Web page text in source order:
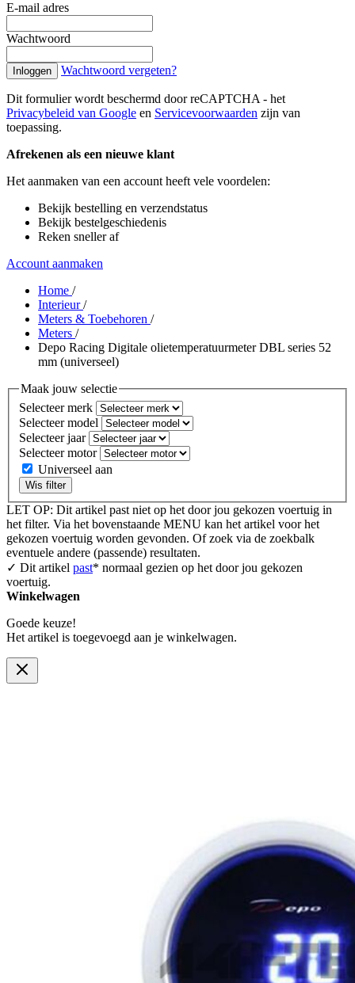
E-mail adres
Wachtwoord
Inloggen Wachtwoord vergeten?
Dit formulier wordt beschermd door reCAPTCHA - het
Privacybeleid van Google en Servicevoorwaarden zijn van
toepassing.
Afrekenen als een nieuwe klant
Het aanmaken van een account heeft vele voordelen:
Bekijk bestelling en verzendstatus
Bekijk bestelgeschiedenis
Reken sneller af
Account aanmaken
Home /
Interieur/
Meters & Toebehoren /
Meters /
Depo Racing Digitale olietemperatuurmeter DBL series 52
mm (universeel)
Maak jouw selectie
Selecteer merk
Selecteer model
Selecteer jaar
Selecteer motor
Universeel aan
Wis filter
LET OP: Dit artikel past niet op het door jou gekozen voertuig in
het filter. Via het bovenstaande MENU kan het artikel voor het
gekozen voertuig worden gevonden. Of zoek via de zoekbalk
eventuele andere (passende) resultaten.
✓ Dit artikel past* normaal gezien op het door jou gekozen
voertuig.
Winkelwagen
Goede keuze!
Het artikel is toegevoegd aan je winkelwagen.